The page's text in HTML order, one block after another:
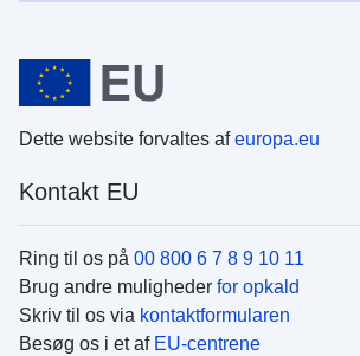
Dette website forvaltes afeuropa.eu
Kontakt EU
Ring til os på 00 800 6 7 8 9 10 11
Brug andre muligheder for opkald
Skriv til os via kontaktformularen
Besøg os i et af EU-centrene